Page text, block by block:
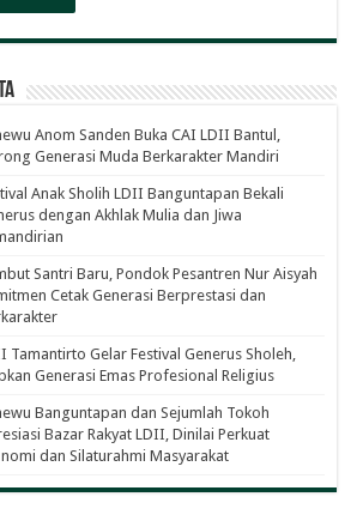
Anom Sanden Buka CAI LDII Bantul,
Generasi Muda Berkarakter Mandiri
Anak Sholih LDII Banguntapan Bekali
dengan Akhlak Mulia dan Jiwa
Santri Baru, Pondok Pesantren Nur Aisyah
Cetak Generasi Berprestasi dan
Tamantirto Gelar Festival Generus Sholeh,
Generasi Emas Profesional Religius
Banguntapan dan Sejumlah Tokoh
Bazar Rakyat LDII, Dinilai Perkuat
dan Silaturahmi Masyarakat